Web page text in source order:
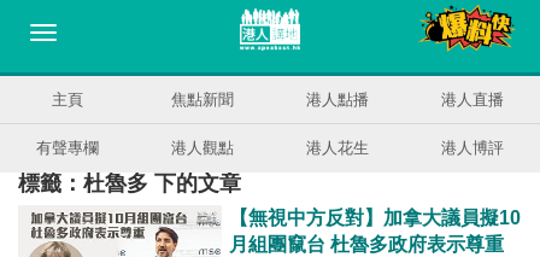
主頁 焦點新聞 港人點播 港人直播
有聲專欄 港人觀點 港人花生 港人博評
標籤：杜魯多 下的文章
【無視中方反對】加拿大議員擬10
月組團竄台 杜魯多政府表示尊重